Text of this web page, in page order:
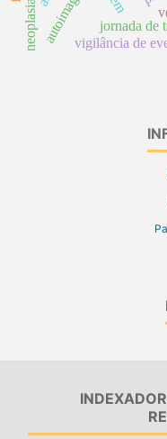
vigilância de
jornada de